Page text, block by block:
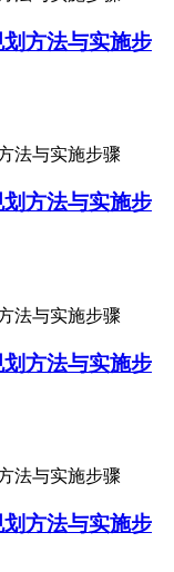
方法与实施步
方法与实施步
方法与实施步
方法与实施步